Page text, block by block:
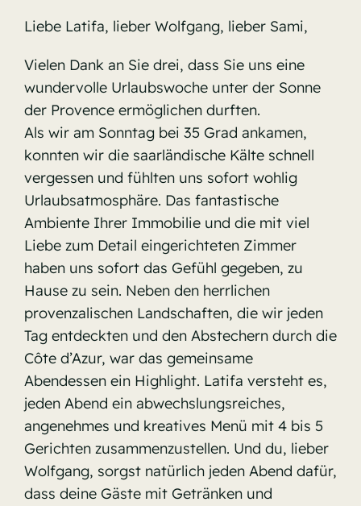
Liebe Latifa, lieber Wolfgang, lieber Sami,
Vielen Dank an Sie drei, dass Sie uns eine
wundervolle Urlaubswoche unter der Sonne
der Provence ermöglichen durften.
Als wir am Sonntag bei 35 Grad ankamen,
konnten wir die saarländische Kälte schnell
vergessen und fühlten uns sofort wohlig
Urlaubsatmosphäre. Das fantastische
Ambiente Ihrer Immobilie und die mit viel
Liebe zum Detail eingerichteten Zimmer
haben uns sofort das Gefühl gegeben, zu
Hause zu sein. Neben den herrlichen
provenzalischen Landschaften, die wir jeden
Tag entdeckten und den Abstechern durch die
Côte d’Azur, war das gemeinsame
Abendessen ein Highlight. Latifa versteht es,
jeden Abend ein abwechslungsreiches,
angenehmes und kreatives Menü mit 4 bis 5
Gerichten zusammenzustellen. Und du, lieber
Wolfgang, sorgst natürlich jeden Abend dafür,
dass deine Gäste mit Getränken und